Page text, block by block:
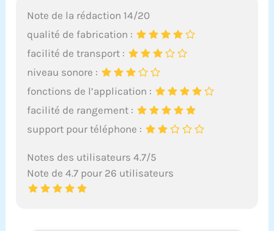
Note de la rédaction 14/20
qualité de fabrication :
facilité de transport :
niveau sonore :
fonctions de l’application :
facilité de rangement :
support pour téléphone :
Notes des utilisateurs 4.7/5
Note de 4.7 pour 26 utilisateurs